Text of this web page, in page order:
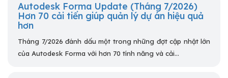
Autodesk Forma Update (Tháng 7/2026)
Hơn 70 cải tiến giúp quản lý dự án hiệu quả
hơn
Tháng 7/2026 đánh dấu một trong những đợt cập nhật lớn
của Autodesk Forma với hơn 70 tính năng và cải...